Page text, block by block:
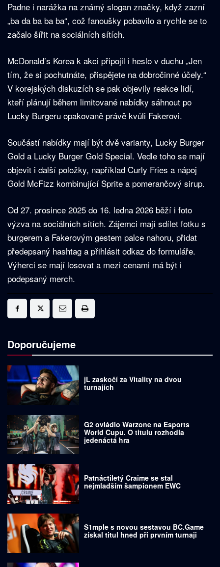
Padne i narážka na známý slogan značky, když zazní
„ba da ba ba ba“, což fanoušky pobavilo a rychle se to
začalo šířit na sociálních sítích.
McDonald’s Korea k akci připojil i heslo v duchu „Jen
tím, že si pochutnáte, přispějete na dobročinné účely.“
V korejských diskuzích se pak objevily reakce lidí,
kteří plánují během limitované nabídky sáhnout po
Lucky Burgeru opakovaně právě kvůli Fakerovi.
Součástí nabídky mají být dvě varianty, Lucky Burger
Gold a Lucky Burger Gold Special. Vedle toho se mají
objevit i další položky, například Curly Fries a nápoj
Gold McFizz kombinující Sprite a pomerančový sirup.
Od 27. prosince 2025 do 16. ledna 2026 běží i foto
výzva na sociálních sítích. Zájemci mají sdílet fotku s
burgerem a Fakerovým gestem palce nahoru, přidat
předepsaný hashtag a přihlásit odkaz do formuláře.
Výherci se mají losovat a mezi cenami má být i
podepsaný merch.
Doporučujeme
jL zaskočí za Vitality na dvou
turnajích
G2 ovládlo Warzone na Esports
World Cupu. O titulu rozhodla
jedenáctá hra
Patnáctiletý Craime se stal
nejmladším šampionem EWC
S1mple s novou sestavou BC.Game
získal titul hned při prvním turnaji